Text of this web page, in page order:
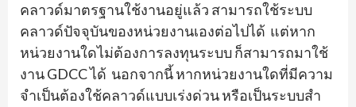
คลาวด์มาตรฐานใช้งานอยู่แล้ว สามารถใช้ระบบ
คลาวด์ปัจจุบันของหน่วยงานเองต่อไปได้ แต่หาก
หน่วยงานใดไม่ต้องการลงทุนระบบ ก็สามารถมาใช้
งาน GDCC ได้ นอกจากนี้ หากหน่วยงานใดที่มีความ
จําเป็นต้องใช้คลาวด์แบบเร่งด่วน หรือเป็นระบบสํา